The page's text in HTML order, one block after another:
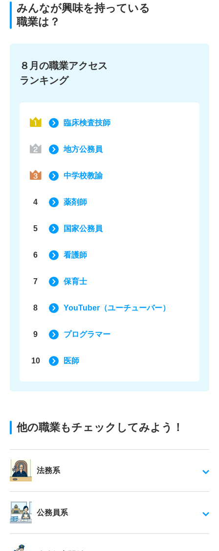
みんなが興味を持っている
職業は？
８月の職業アクセス
ランキング
臨床検査技師
地方公務員
中学校教諭
4 薬剤師
5 国家公務員
6 看護師
7 保育士
8 YouTuber（ユーチューバー）
9 プログラマー
10 医師
他の職業もチェックしてみよう！
法務系
公務員系